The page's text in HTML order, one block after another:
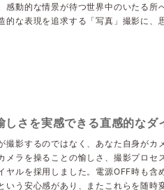
感動的な情景が待つ世界中のいたる所
的な表現を追求する「写真」撮影に、
しさを実感できる直感的なダ
撮影するのではなく、あなた自身が
メラを操ることの愉しさ、撮影プロ
ヤルを採用しました。電源OFF時も
いう安心感があり、またこれらを随時